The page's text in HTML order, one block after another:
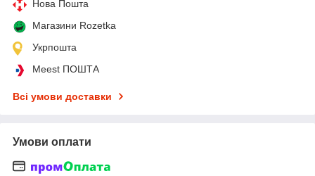
Нова Пошта
Магазини Rozetka
Укрпошта
Meest ПОШТА
Всі умови доставки
Умови оплати